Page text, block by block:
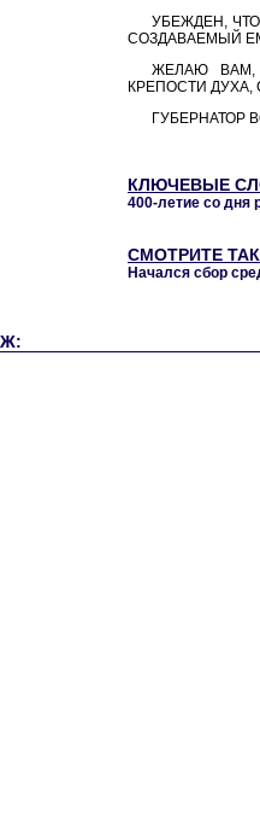
УБЕЖДЕН,
СОЗДАВАЕМЫЙ
ЖЕЛАЮ ВАМ,
КРЕПОСТИ
ГУБЕРНАТОР
КЛЮЧЕВЫЕ
400-летие со дня
СМОТРИТЕ
Начался сбор